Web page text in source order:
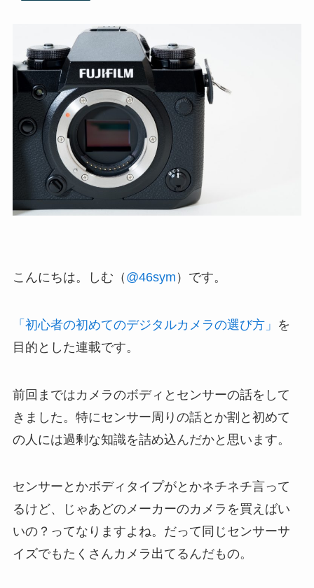
こんにちは。しむ（ @46sym ）です。
「初心者の初めてのデジタルカメラの選び方」 を
目的とした連載です。
前回まではカメラのボディとセンサーの話をして
きました。特にセンサー周りの話とか割と初めて
の人には過剰な知識を詰め込んだかと思います。
センサーとかボディタイプがとかネチネチ言って
るけど、じゃあどのメーカーのカメラを買えばい
いの？ってなりますよね。だって同じセンサーサ
イズでもたくさんカメラ出てるんだもの。